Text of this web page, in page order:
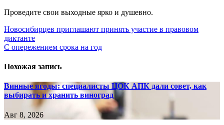
Проведите свои выходные ярко и душевно.
Навигация
по
Новосибирцев приглашают принять участие в правовом
диктанте
С опережением срока на год
Похожая запись
Винные ягоды: специалисты ЦОК АПК дали совет, как
выбирать и хранить виноград
Авг 8, 2026